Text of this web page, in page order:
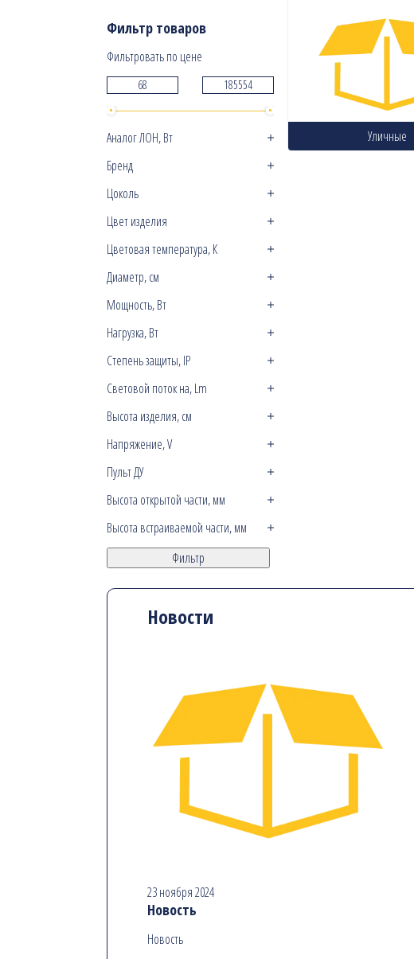
Фильтр товаров
Фильтровать по цене
Аналог ЛОН, Вт
Бренд
Цоколь
Цвет изделия
Цветовая температура, К
Диаметр, см
Мощность, Вт
Нагрузка, Вт
Степень защиты, IP
Световой поток на, Lm
Высота изделия, см
Напряжение, V
Пульт ДУ
Высота открытой части, мм
Высота встраиваемой части, мм
Фильтр
Уличные
Новости
23 ноября 2024
Новость
Новость